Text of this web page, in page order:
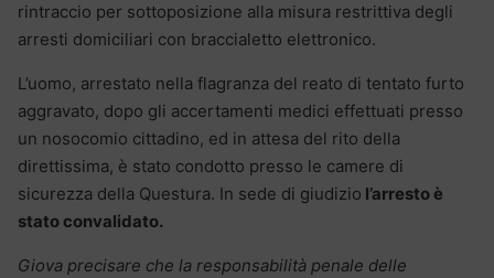
rintraccio per sottoposizione alla misura restrittiva degli
arresti domiciliari con braccialetto elettronico.
L’uomo, arrestato nella flagranza del reato di tentato furto
aggravato, dopo gli accertamenti medici effettuati presso
un nosocomio cittadino, ed in attesa del rito della
direttissima, è stato condotto presso le camere di
sicurezza della Questura. In sede di giudizio l’arresto è
stato convalidato.
Giova precisare che la responsabilità penale delle